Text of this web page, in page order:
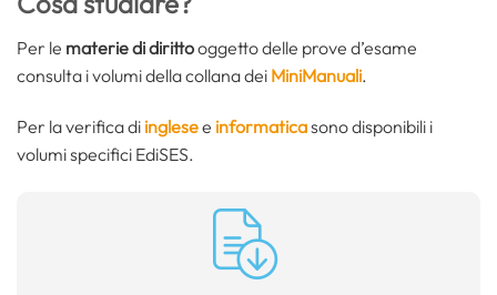
Per le materie di dirittooggetto delle prove d’esame
consulta i volumi della collana dei MiniManuali.
Per la verifica di inglesee informaticasono disponibili i
volumi specifici EdiSES.